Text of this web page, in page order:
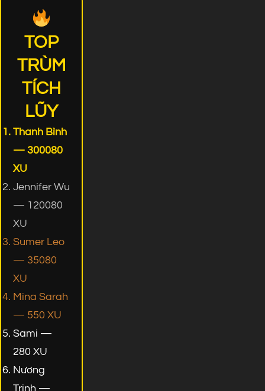
TOP
TRÙM
TÍCH
LŨY
Thanh Bình
— 300080
XU
Jennifer Wu
— 120080
XU
Sumer Leo
— 35080
XU
Mina Sarah
— 550 XU
Sami —
280 XU
Nương
Trịnh —